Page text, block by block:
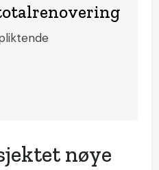
nøye